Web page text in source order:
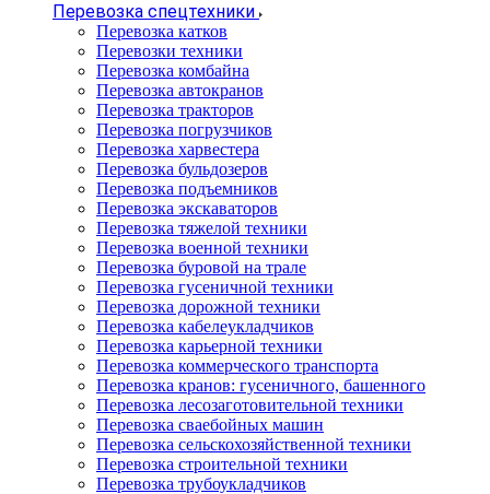
Перевозка спецтехники
Перевозка катков
Перевозки техники
Перевозка комбайна
Перевозка автокранов
Перевозка тракторов
Перевозка погрузчиков
Перевозка харвестера
Перевозка бульдозеров
Перевозка подъемников
Перевозка экскаваторов
Перевозка тяжелой техники
Перевозка военной техники
Перевозка буровой на трале
Перевозка гусеничной техники
Перевозка дорожной техники
Перевозка кабелеукладчиков
Перевозка карьерной техники
Перевозка коммерческого транспорта
Перевозка кранов: гусеничного, башенного
Перевозка лесозаготовительной техники
Перевозка сваебойных машин
Перевозка сельскохозяйственной техники
Перевозка строительной техники
Перевозка трубоукладчиков